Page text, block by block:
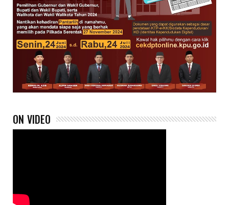
ON VIDEO